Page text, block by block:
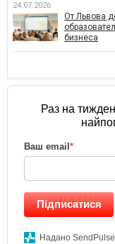
24.07.2026
От Львова
бизнеса
Раз на
Ваш email *
Підписатися
Надано SendPulse